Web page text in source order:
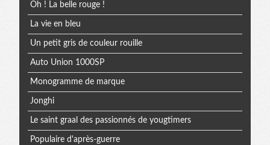
Oh ! La belle rouge !
La vie en bleu
Un petit gris de couleur rouille
Auto Union 1000SP
Monogramme de marque
Jonghi
Le saint graal des passionnés de yougtimers
Populaire d'après-guerre